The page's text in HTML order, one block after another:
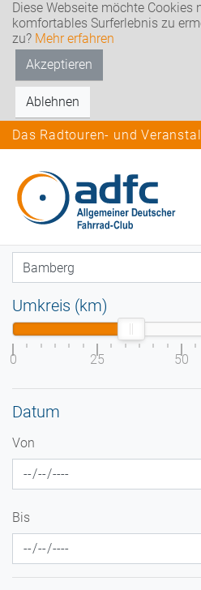
Diese Webseite möchte Cookies
komfortables Surferlebnis zu
zu? Mehr erfahren
Akzeptieren
Ablehnen
Das Radtouren- und
Umkreis (km)
0 25 50
Datum
Von
Bis